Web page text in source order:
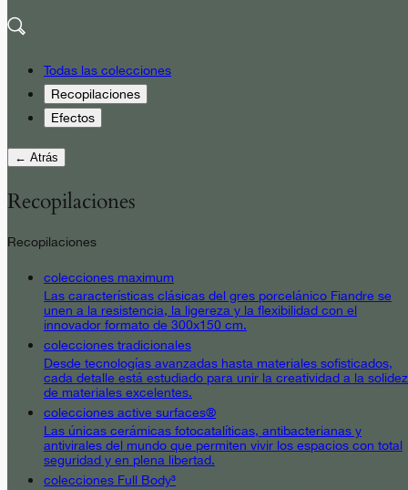
Todas las colecciones
Recopilaciones
Efectos
← Atrás
Recopilaciones
Recopilaciones
colecciones maximum
Las características clásicas del gres porcelánico Fiandre se
unen a la resistencia, la ligereza y la flexibilidad con el
innovador formato de 300x150 cm.
colecciones tradicionales
Desde tecnologías avanzadas hasta materiales sofisticados,
cada detalle está estudiado para unir la creatividad a la solidez
de materiales excelentes.
colecciones active surfaces®
Las únicas cerámicas fotocatalíticas, antibacterianas y
antivirales del mundo que permiten vivir los espacios con total
seguridad y en plena libertad.
colecciones Full Body³